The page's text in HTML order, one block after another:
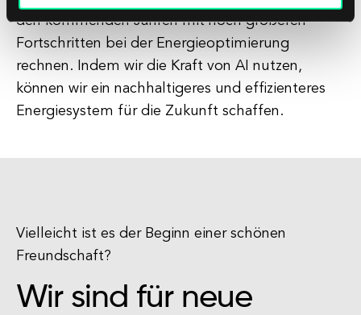
den kommenden Jahren mit noch größeren
Fortschritten bei der Energieoptimierung
rechnen. Indem wir die Kraft von AI nutzen,
können wir ein nachhaltigeres und effizienteres
Energiesystem für die Zukunft schaffen.
Vielleicht ist es der Beginn einer schönen
Freundschaft?
Wir sind für neue